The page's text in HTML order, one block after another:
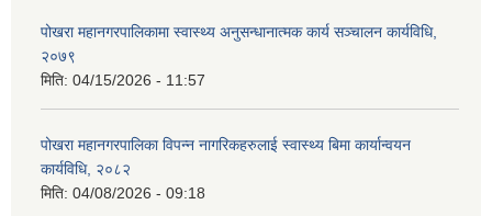
पोखरा महानगरपालिकामा स्वास्थ्य अनुसन्धानात्मक कार्य सञ्चालन कार्यविधि,
२०७९
मिति: 04/15/2026 - 11:57
पोखरा महानगरपालिका विपन्न नागरिकहरुलाई स्वास्थ्य बिमा कार्यान्वयन
कार्यविधि, २०८२
मिति: 04/08/2026 - 09:18